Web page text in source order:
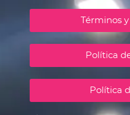
Términos
Política
Política